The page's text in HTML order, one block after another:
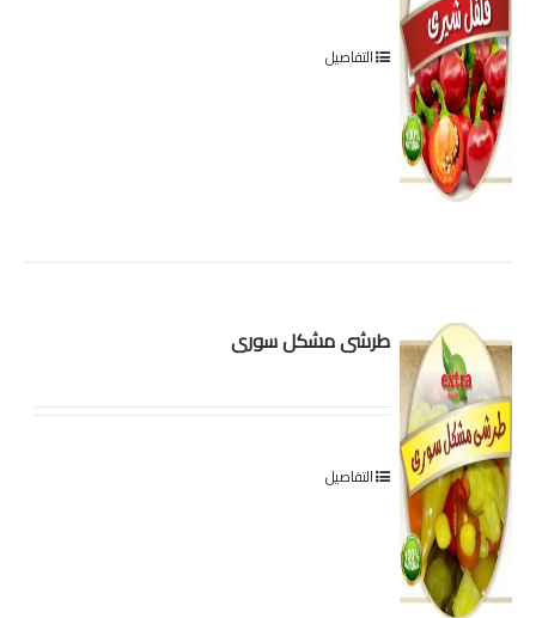
التفاصيل
طرشى مشكل سورى
التفاصيل